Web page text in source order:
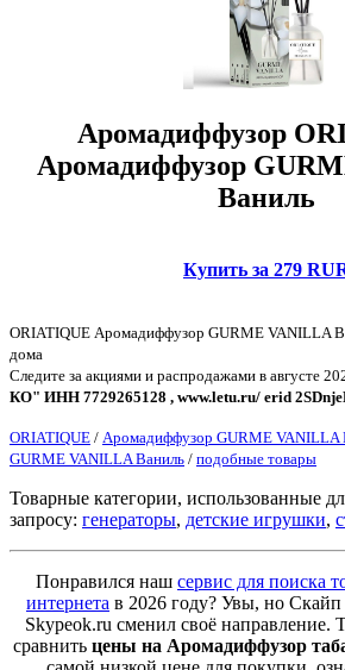
Аромадиффузор
Аромадиффузор
Ваниль
Купить за 279
ORIATIQUE Аромадиффузор GURME VANILLA
дома
Следите за акциями и распродажами в августе
КО" ИНН 7729265128 , www.letu.ru/ erid
ORIATIQUE / Аромадиффузор GURME VANILLA
GURME VANILLA Ваниль / подобные товары
Товарные категории, использованные
запросу: генераторы, детские игрушки,
Понравился наш сервис для поиска
интернета в 2026 году? Увы, но
Skypeok.ru сменил своё направление.
сравнить цены на Аромадиффузор